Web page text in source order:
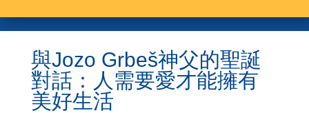
與Jozo Grbeš神父的聖誕
對話：人需要愛才能擁有
美好生活